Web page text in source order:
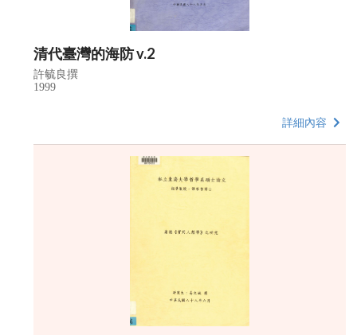
清代臺灣的海防 v.2
許毓良撰
1999
詳細內容